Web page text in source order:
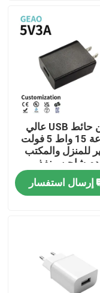
شاحن حائط USB عالي
السرعة 15 واط 5 فولت
للمنزل والمكتب
شاحن منفذ
إرسال استفسار